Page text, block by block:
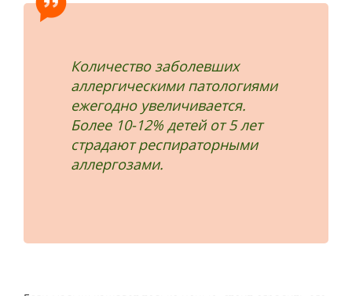
Количество заболевших
аллергическими патологиями
ежегодно увеличивается.
Более 10-12% детей от 5 лет
страдают респираторными
аллергозами.